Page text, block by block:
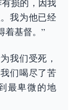
损的，因我
我为他已经
着基督。”
我们受死，
们喝尽了苦
最卑微的地